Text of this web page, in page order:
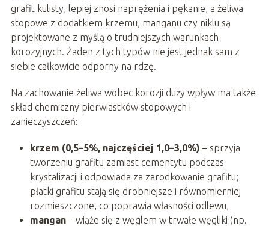
grafit kulisty, lepiej znosi naprężenia i pękanie, a żeliwa
stopowe z dodatkiem krzemu, manganu czy niklu są
projektowane z myślą o trudniejszych warunkach
korozyjnych. Żaden z tych typów nie jest jednak sam z
siebie całkowicie odporny na rdzę.
Na zachowanie żeliwa wobec korozji duży wpływ ma także
skład chemiczny pierwiastków stopowych i
zanieczyszczeń:
krzem (0,5–5%, najczęściej 1,0–3,0%) – sprzyja
tworzeniu grafitu zamiast cementytu podczas
krystalizacji i odpowiada za zarodkowanie grafitu;
płatki grafitu stają się drobniejsze i równomierniej
rozmieszczone, co poprawia własności odlewu,
mangan– wiąże się z węglem w trwałe węgliki (np.